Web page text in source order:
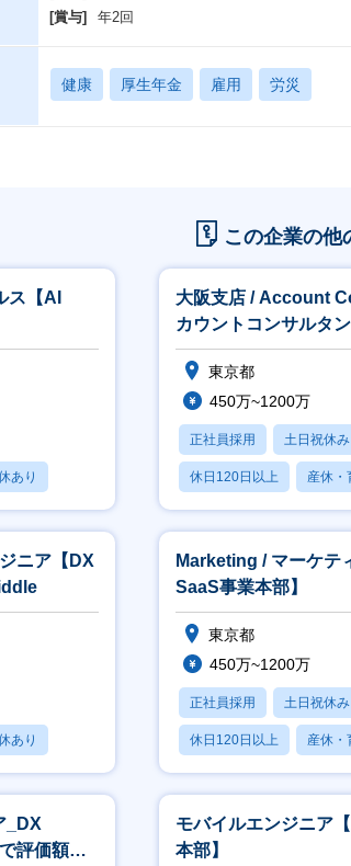
[賞与]
年2回
健康 厚生年金 雇用 労災
この企業の他
ス【AI
あり
大阪支店 / Account
カウントコンサルタ
事業
東京都
450万~1200万
正社員採用 土日祝休み
休日120日以上 産休・
賞与あり
ニア【DX
あり
Marketing / マーケテ
SaaS事業本部】
東京都
450万~1200万
正社員採用 土日祝休み
休日120日以上 産休・
賞与あり
_DX
評価額
モバイルエンジニア
本部】